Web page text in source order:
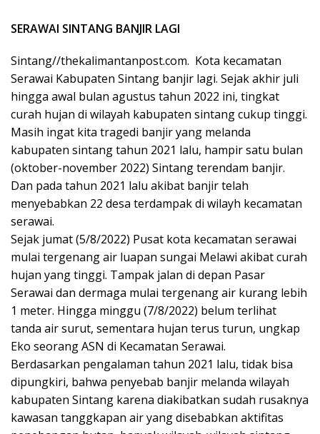
SERAWAI SINTANG BANJIR LAGI
Sintang//thekalimantanpost.com. Kota kecamatan
Serawai Kabupaten Sintang banjir lagi. Sejak akhir juli
hingga awal bulan agustus tahun 2022 ini, tingkat
curah hujan di wilayah kabupaten sintang cukup tinggi.
Masih ingat kita tragedi banjir yang melanda
kabupaten sintang tahun 2021 lalu, hampir satu bulan
(oktober-november 2022) Sintang terendam banjir.
Dan pada tahun 2021 lalu akibat banjir telah
menyebabkan 22 desa terdampak di wilayh kecamatan
serawai.
Sejak jumat (5/8/2022) Pusat kota kecamatan serawai
mulai tergenang air luapan sungai Melawi akibat curah
hujan yang tinggi. Tampak jalan di depan Pasar
Serawai dan dermaga mulai tergenang air kurang lebih
1 meter. Hingga minggu (7/8/2022) belum terlihat
tanda air surut, sementara hujan terus turun, ungkap
Eko seorang ASN di Kecamatan Serawai.
Berdasarkan pengalaman tahun 2021 lalu, tidak bisa
dipungkiri, bahwa penyebab banjir melanda wilayah
kabupaten Sintang karena diakibatkan sudah rusaknya
kawasan tanggkapan air yang disebabkan aktifitas